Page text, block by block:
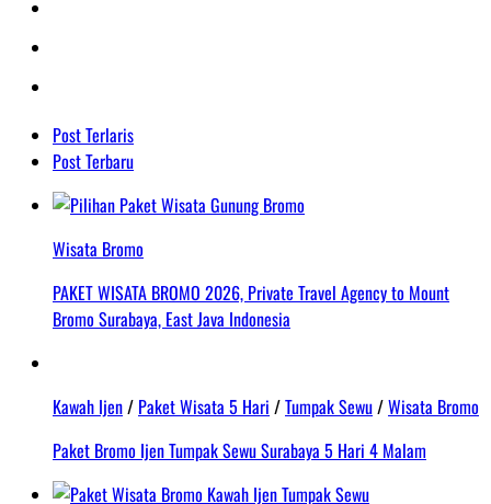
Post Terlaris
Post Terbaru
Wisata Bromo
PAKET WISATA BROMO 2026, Private Travel Agency to Mount
Bromo Surabaya, East Java Indonesia
Kawah Ijen/ Paket Wisata 5 Hari /Tumpak Sewu/Wisata Bromo
Paket Bromo Ijen Tumpak Sewu Surabaya 5 Hari 4 Malam